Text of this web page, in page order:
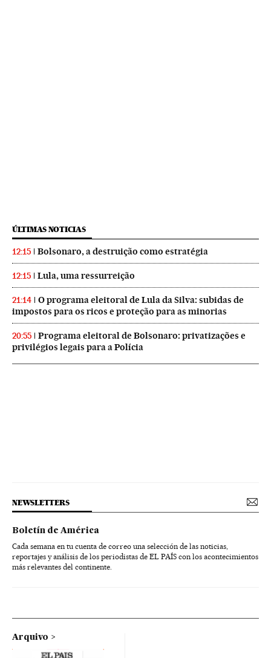
ÚLTIMAS NOTICIAS
12:15 Bolsonaro, a destruição como estratégia
12:15 Lula, uma ressurreição
21:14
O programa eleitoral de Lula da Silva: subidas de
impostos para os ricos e proteção para as minorias
20:55
Programa eleitoral de Bolsonaro: privatizações e
privilégios legais para a Polícia
NEWSLETTERS
Boletín de América
Cada semana en tu cuenta de correo una selección de las noticias,
reportajes y análisis de los periodistas de EL PAÍS con los acontecimientos
más relevantes del continente.
Arquivo